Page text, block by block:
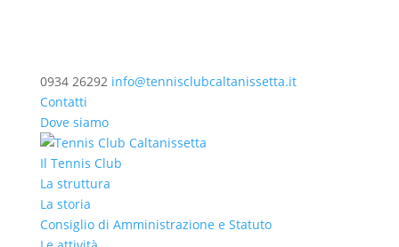
0934 26292 info@tennisclubcaltanissetta.it
Contatti
Dove siamo
Il Tennis Club
La struttura
La storia
Consiglio di Amministrazione e Statuto